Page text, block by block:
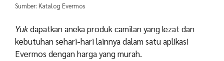
Sumber: Katalog Evermos
Yukdapatkan aneka produk camilan yang lezat dan
kebutuhan sehari-hari lainnya dalam satu aplikasi
Evermos dengan harga yang murah.